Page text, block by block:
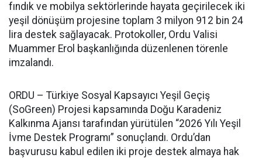
fındık ve mobilya sektörlerinde hayata geçirilecek iki
yeşil dönüşüm projesine toplam 3 milyon 912 bin 24
lira destek sağlayacak. Protokoller, Ordu Valisi
Muammer Erol başkanlığında düzenlenen törenle
imzalandı.
ORDU – Türkiye Sosyal Kapsayıcı Yeşil Geçiş
(SoGreen) Projesi kapsamında Doğu Karadeniz
Kalkınma Ajansı tarafından yürütülen “2026 Yılı Yeşil
İvme Destek Programı” sonuçlandı. Ordu’dan
başvurusu kabul edilen iki proje destek almaya hak